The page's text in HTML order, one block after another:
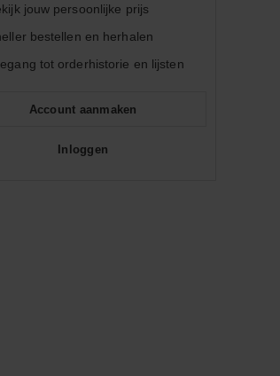
jouw persoonlijke prijs
bestellen en herhalen
tot orderhistorie en lijsten
Account aanmaken
Inloggen